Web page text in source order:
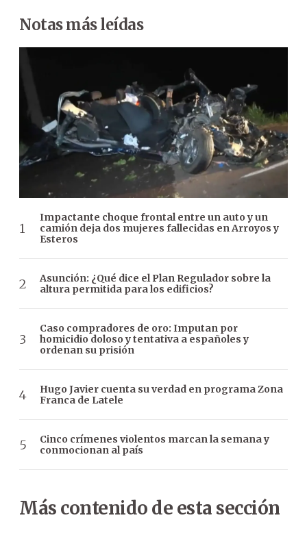
Notas más leídas
Impactante choque frontal entre un auto y un
camión deja dos mujeres fallecidas en Arroyos y
Esteros
Asunción: ¿Qué dice el Plan Regulador sobre la
altura permitida para los edificios?
Caso compradores de oro: Imputan por
homicidio doloso y tentativa a españoles y
ordenan su prisión
Hugo Javier cuenta su verdad en programa Zona
Franca de Latele
Cinco crímenes violentos marcan la semana y
conmocionan al país
Más contenido de esta sección